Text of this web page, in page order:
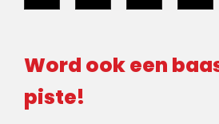
Word ook een
piste!